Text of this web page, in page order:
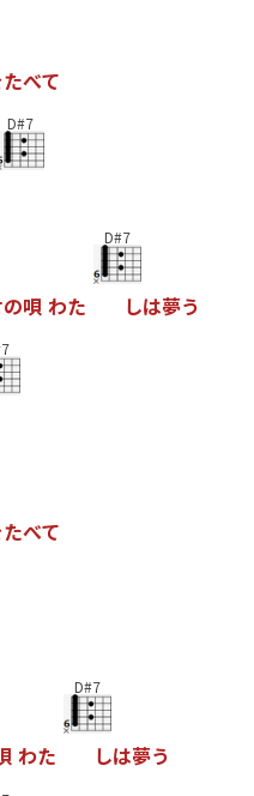
たべて
D#7
の唄 わた
D#7
しは夢う
たべて
わた
D#7
しは夢う